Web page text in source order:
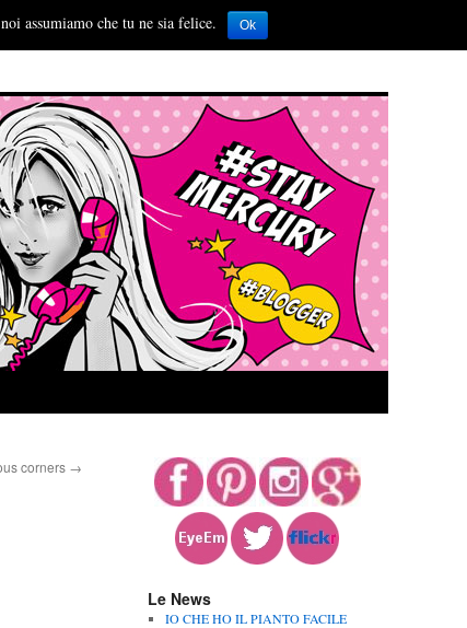
corners →
Le News
IO CHE HO IL PIANTO FACILE
assumiamo che tu ne sia felice. Ok